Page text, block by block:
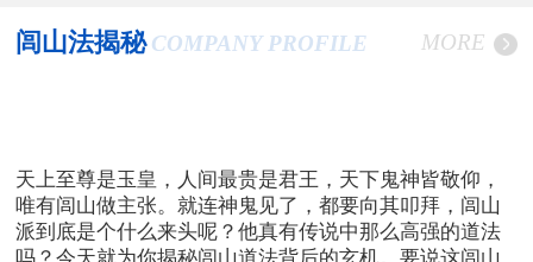
闾山法揭秘 COMPANY PROFILE MORE
天上至尊是玉皇，人间最贵是君王，天下鬼神皆敬仰，
唯有闾山做主张。就连神鬼见了，都要向其叩拜，闾山
派到底是个什么来头呢？他真有传说中那么高强的道法